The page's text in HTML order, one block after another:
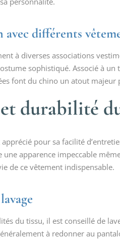
avec différents
à diverses associations
sophistiqué. Associé à
font du chino un atout
durabilité
pour sa facilité
apparence impeccable
de ce vêtement indispensable.
du tissu, il est conseillé de
à redonner au